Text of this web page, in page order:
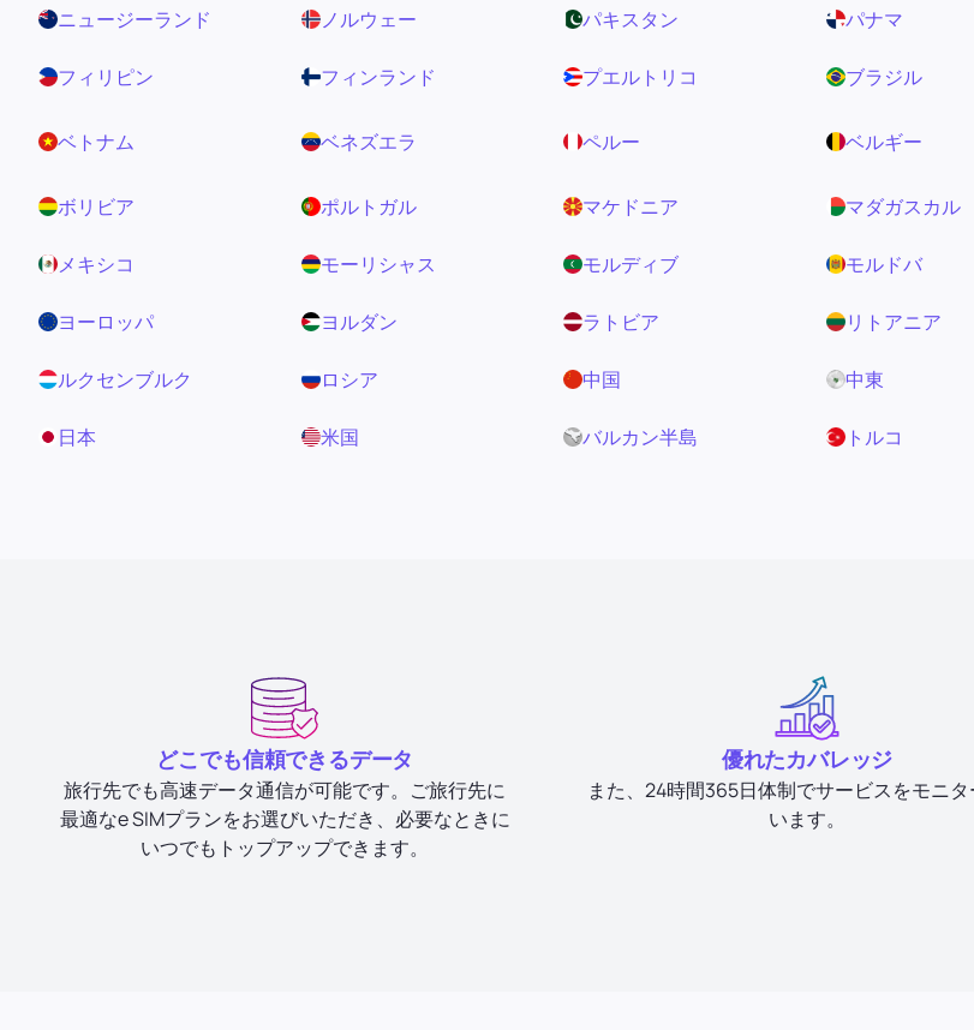
ニュージーランド ノルウェー パキスタン パナマ
フィリピン フィンランド プエルトリコ ブラジル
ベトナム ベネズエラ ペルー ベルギー
ボリビア
ポルトガル マケドニア マダガスカル
メキシコ モーリシャス モルディブ モルドバ
ヨーロッパ ヨルダン ラトビア リトアニア
ルクセンブルク ロシア 中国 中東
日本 米国 バルカン半島 トルコ
どこでも信頼できるデータ
旅行先でも高速データ通信が可能です。ご旅行先に
最適なe SIMプランをお選びいただき、必要なときに
いつでもトップアップできます。
優れたカバレッジ
また、24時間365日体制でサービスをモニタ
います。